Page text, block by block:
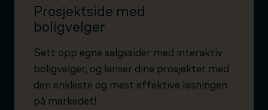
Prosjektside med
boligvelger
Sett opp egne salgssider med interaktiv
boligvelger, og lanser dine prosjekter med
den enkleste og mest effektive løsningen
på markedet!